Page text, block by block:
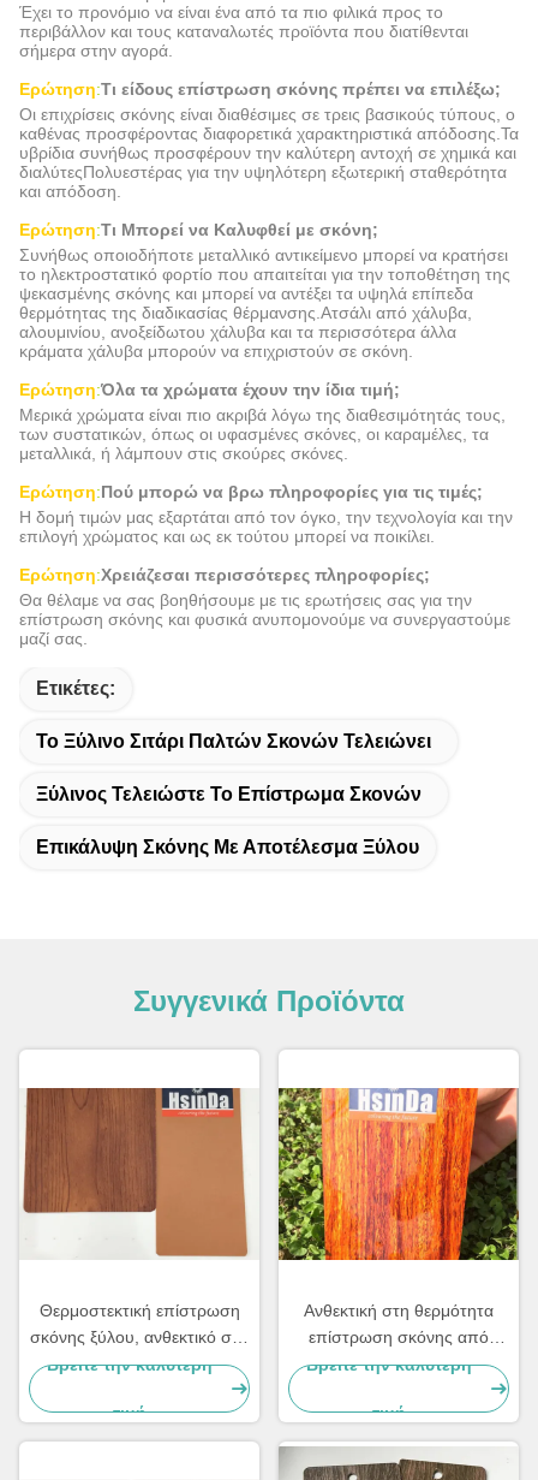
Έχει το προνόμιο να είναι ένα από τα πιο φιλικά προς το
περιβάλλον και τους καταναλωτές προϊόντα που διατίθενται
σήμερα στην αγορά.
Ερώτηση:Τι είδους επίστρωση σκόνης πρέπει να επιλέξω;
Οι επιχρίσεις σκόνης είναι διαθέσιμες σε τρεις βασικούς τύπους, ο
καθένας προσφέροντας διαφορετικά χαρακτηριστικά απόδοσης.Τα
υβρίδια συνήθως προσφέρουν την καλύτερη αντοχή σε χημικά και
διαλύτεςΠολυεστέρας για την υψηλότερη εξωτερική σταθερότητα
και απόδοση.
Ερώτηση:Τι Μπορεί να Καλυφθεί με σκόνη;
Συνήθως οποιοδήποτε μεταλλικό αντικείμενο μπορεί να κρατήσει
το ηλεκτροστατικό φορτίο που απαιτείται για την τοποθέτηση της
ψεκασμένης σκόνης και μπορεί να αντέξει τα υψηλά επίπεδα
θερμότητας της διαδικασίας θέρμανσης.Ατσάλι από χάλυβα,
αλουμινίου, ανοξείδωτου χάλυβα και τα περισσότερα άλλα
κράματα χάλυβα μπορούν να επιχριστούν σε σκόνη.
Ερώτηση:Όλα τα χρώματα έχουν την ίδια τιμή;
Μερικά χρώματα είναι πιο ακριβά λόγω της διαθεσιμότητάς τους,
των συστατικών, όπως οι υφασμένες σκόνες, οι καραμέλες, τα
μεταλλικά, ή λάμπουν στις σκούρες σκόνες.
Ερώτηση:Πού μπορώ να βρω πληροφορίες για τις τιμές;
Η δομή τιμών μας εξαρτάται από τον όγκο, την τεχνολογία και την
επιλογή χρώματος και ως εκ τούτου μπορεί να ποικίλει.
Ερώτηση:Χρειάζεσαι περισσότερες πληροφορίες;
Θα θέλαμε να σας βοηθήσουμε με τις ερωτήσεις σας για την
επίστρωση σκόνης και φυσικά ανυπομονούμε να συνεργαστούμε
μαζί σας.
Ετικέτες:
Το Ξύλινο Σιτάρι Παλτών Σκονών Τελειώνει
Ξύλινος Τελειώστε Το Επίστρωμα Σκονών
Επικάλυψη Σκόνης Με Αποτέλεσμα Ξύλου
Συγγενικά Προϊόντα
Θερμοστεκτική επίστρωση
σκόνης ξύλου, ανθεκτικό στο
λάδι αλουμίνιο ξύλου,
Βρείτε την καλύτερη
τιμή
Ανθεκτική στη θερμότητα
επίστρωση σκόνης από
κόκκους ξύλου
Βρείτε την καλύτερη
τιμή